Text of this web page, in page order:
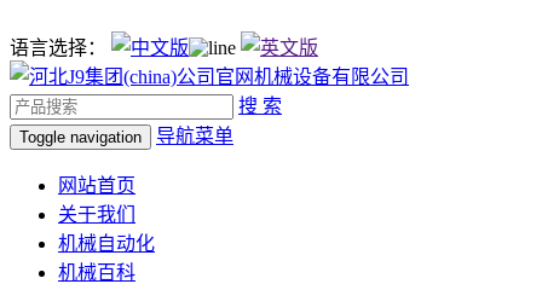
语言选择：
搜 索
Toggle navigation 导航菜单
网站首页
关于我们
机械自动化
机械百科